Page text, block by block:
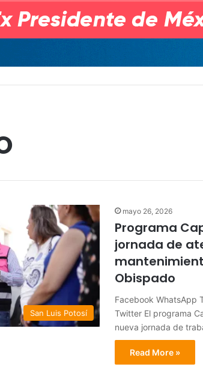
San Luis Potosí
mayo 26, 2026
Programa
jornada de
Obispado
Facebook WhatsApp
Twitter El programa
nueva jornada de
Read More »